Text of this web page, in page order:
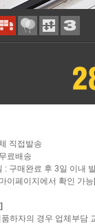
직접발송
료배송
: 구매완료 후 3일 이내
이페이지에서 확인 가
하자의 경우 업체부담